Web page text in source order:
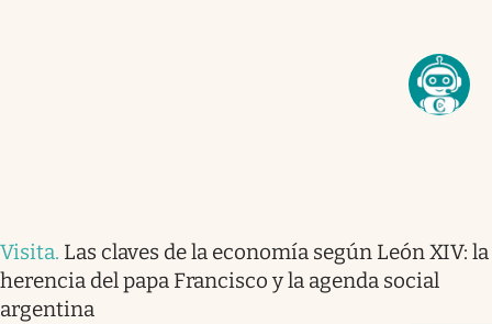
Visita. Las claves de la economía según León XIV: la
herencia del papa Francisco y la agenda social
argentina